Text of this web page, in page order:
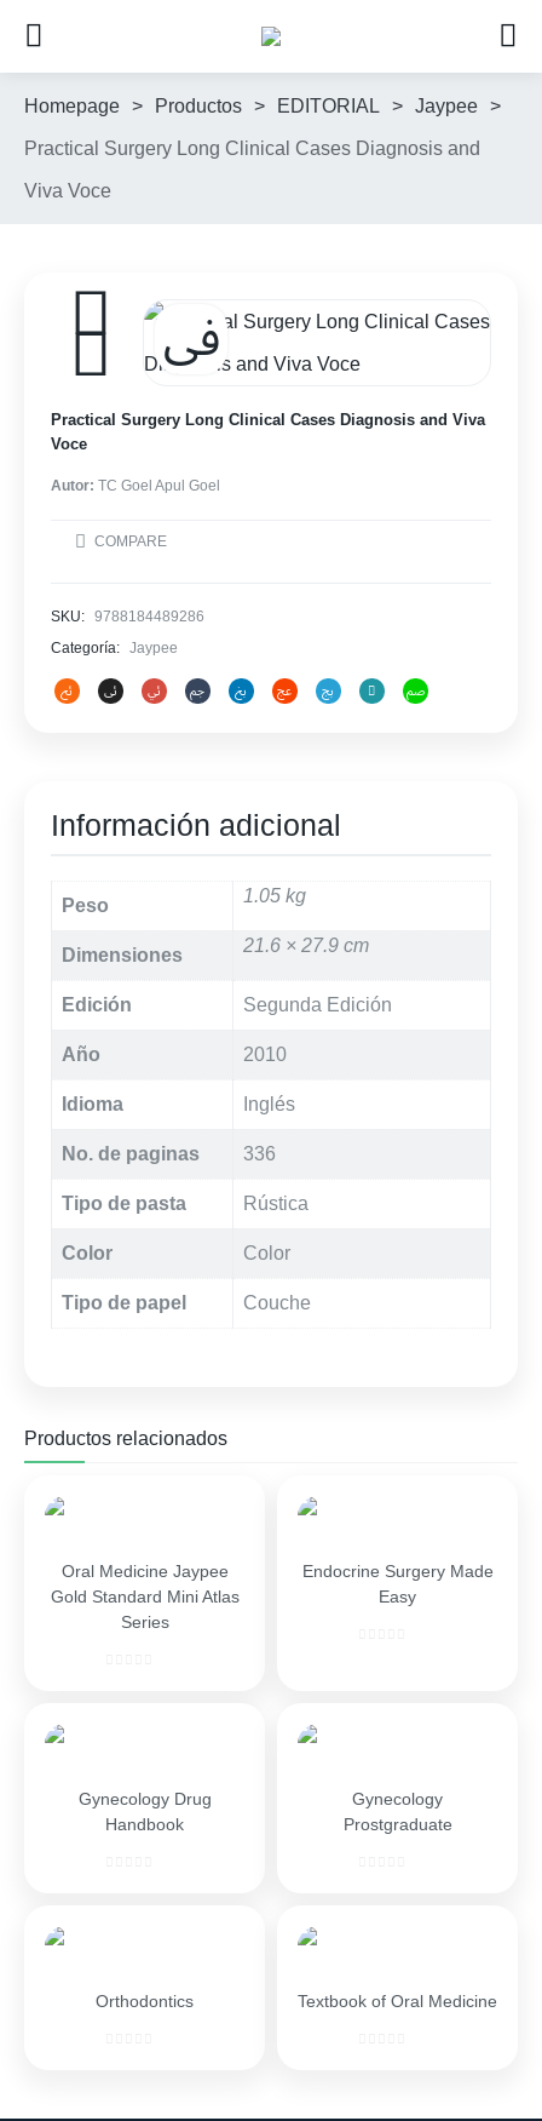
Homepage > Productos > EDITORIAL > Jaypee >
Practical Surgery Long Clinical Cases Diagnosis and
Viva Voce
Practical Surgery Long Clinical Cases Diagnosis and Viva
Voce
Autor: TC Goel Apul Goel
COMPARE
SKU: 9788184489286
Categoría: Jaypee
Información adicional
Peso 1.05 kg
Dimensiones 21.6 × 27.9 cm
Edición Segunda Edición
Año 2010
Idioma Inglés
No. de paginas 336
Tipo de pasta Rústica
Color Color
Tipo de papel Couche
Productos relacionados
Oral Medicine Jaypee
Gold Standard Mini Atlas
Series
Endocrine Surgery Made
Easy
Gynecology Drug
Handbook
Gynecology
Prostgraduate
Orthodontics Textbook of Oral Medicine